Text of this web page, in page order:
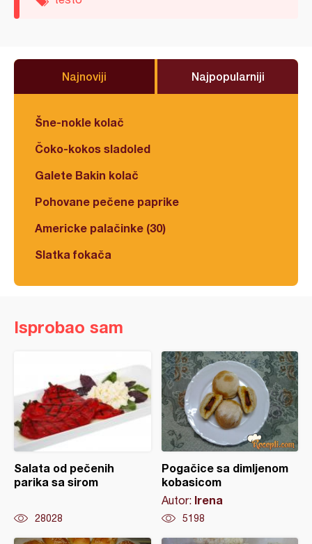
Najnoviji Najpopularniji
Šne-nokle kolač
Čoko-kokos sladoled
Galete Bakin kolač
Pohovane pečene paprike
Americke palačinke (30)
Slatka fokača
Isprobao sam
Salata od pečenih
parika sa sirom
28028
Pogačice sa dimljenom
kobasicom
Autor: Irena
5198